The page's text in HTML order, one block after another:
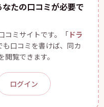
たの口コミが必要で
コミサイトです。「ドラ
も口コミを書けば、同カ
覧できます。
ログイン